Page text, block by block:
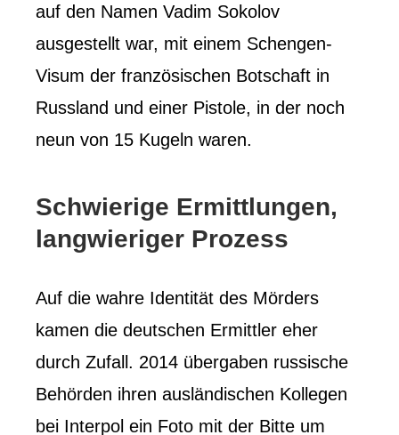
auf den Namen Vadim Sokolov
ausgestellt war, mit einem Schengen-
Visum der französischen Botschaft in
Russland und einer Pistole, in der noch
neun von 15 Kugeln waren.
Schwierige Ermittlungen,
langwieriger Prozess
Auf die wahre Identität des Mörders
kamen die deutschen Ermittler eher
durch Zufall. 2014 übergaben russische
Behörden ihren ausländischen Kollegen
bei Interpol ein Foto mit der Bitte um